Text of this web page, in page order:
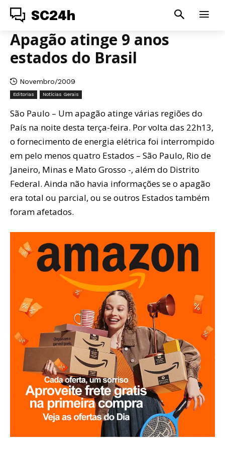
SC24h
Apagão atinge 9 anos
estados do Brasil
Novembro/2009
Editorias Notícias Gerais
São Paulo – Um apagão atinge várias regiões do
País na noite desta terça-feira. Por volta das 22h13,
o fornecimento de energia elétrica foi interrompido
em pelo menos quatro Estados – São Paulo, Rio de
Janeiro, Minas e Mato Grosso -, além do Distrito
Federal. Ainda não havia informações se o apagão
era total ou parcial, ou se outros Estados também
foram afetados.